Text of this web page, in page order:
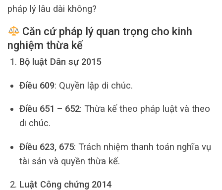
pháp lý lâu dài không?
Căn cứ pháp lý quan trọng cho kinh
nghiệm thừa kế
Bộ luật Dân sự 2015
Điều 609: Quyền lập di chúc.
Điều 651 – 652: Thừa kế theo pháp luật và theo
di chúc.
Điều 623, 675: Trách nhiệm thanh toán nghĩa vụ
tài sản và quyền thừa kế.
Luật Công chứng 2014